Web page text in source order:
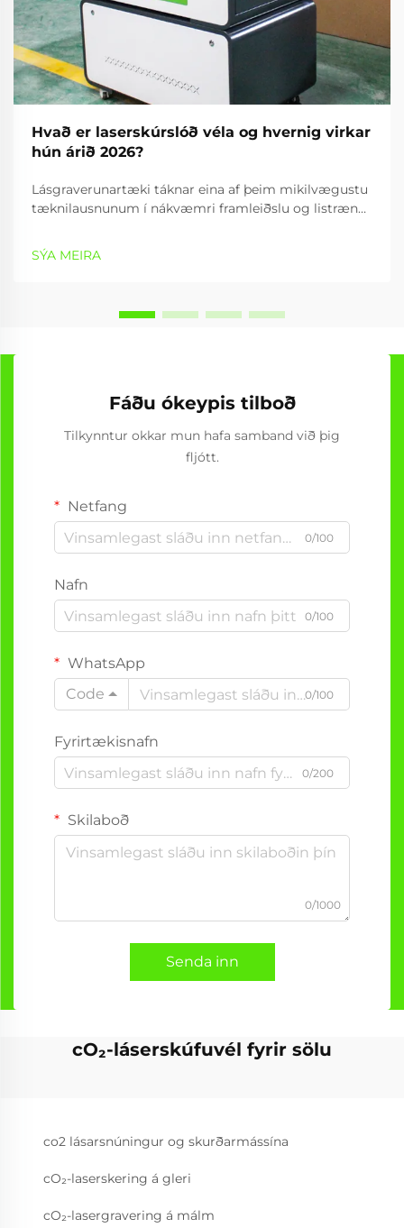
Hvað er laserskúrslóð véla og hvernig virkar
hún árið 2026?
Lásgraverunartæki táknar eina af þeim mikilvægustu
tæknilausnunum í nákvæmri framleiðslu og listrænni
ljósorku til að varanlega merkja, rífa eða klippa ýmis
efni með ótrúlegri...
SÝA MEIRA
Fáðu ókeypis tilboð
Tilkynntur okkar mun hafa samband við þig
fljótt.
Netfang
0/100
Nafn
0/100
WhatsApp
Code
0/100
Fyrirtækisnafn
0/200
Skilaboð
0/1000
Senda inn
cO₂-láserskúfuvél fyrir sölu
co2 lásarsnúningur og skurðarmássína
cO₂-laserskering á gleri
cO₂-lasergravering á málm